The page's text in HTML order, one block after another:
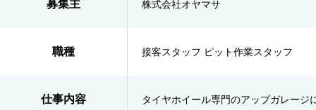
募集主 株式会社オヤマサ
職種 接客スタッフ ピット作業スタッフ
仕事内容
タイヤホイール専門のアップガレー